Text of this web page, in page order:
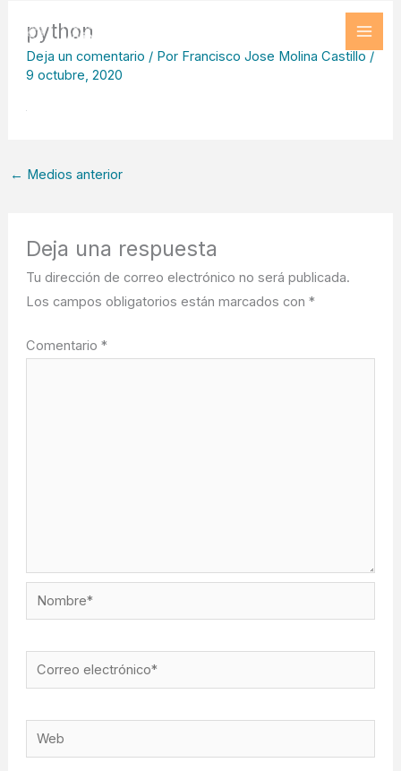
contenido
python
Deja un comentario / Por Francisco Jose Molina Castillo /
9 octubre, 2020
← Medios anterior
Deja una respuesta
Tu dirección de correo electrónico no será publicada.
Los campos obligatorios están marcados con *
Comentario *
Nombre*
Correo
electrónico*
Web